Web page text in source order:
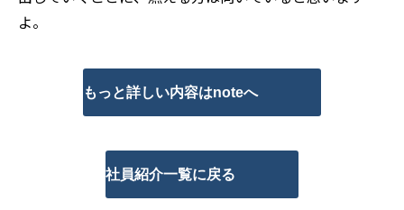
よ。
もっと詳しい内容はnoteへ
社員紹介一覧に戻る